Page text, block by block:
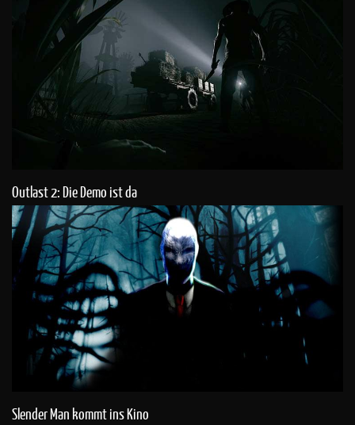
Outlast 2: Die Demo ist da
Slender Man kommt ins Kino